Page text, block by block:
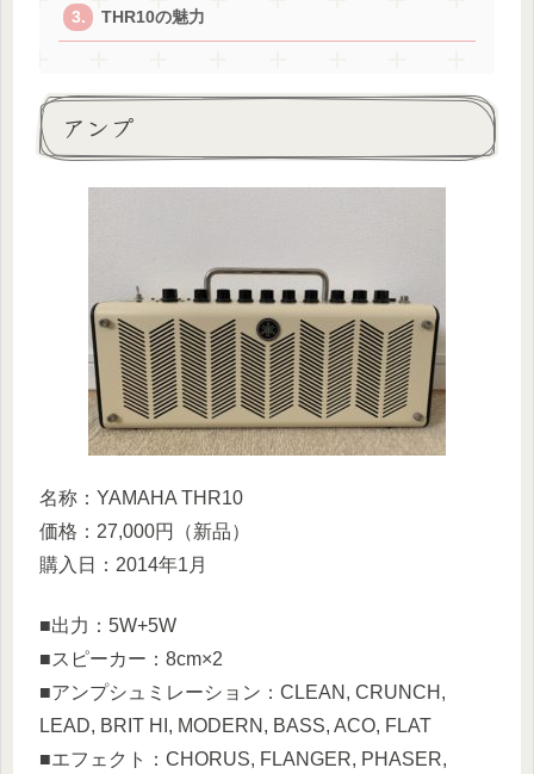
THR10の魅力
アンプ
名称：YAMAHA THR10
価格：27,000円（新品）
購入日：2014年1月
■出力：5W+5W
■スピーカー：8cm×2
■アンプシュミレーション：CLEAN, CRUNCH,
LEAD, BRIT HI, MODERN, BASS, ACO, FLAT
■エフェクト：CHORUS, FLANGER, PHASER,